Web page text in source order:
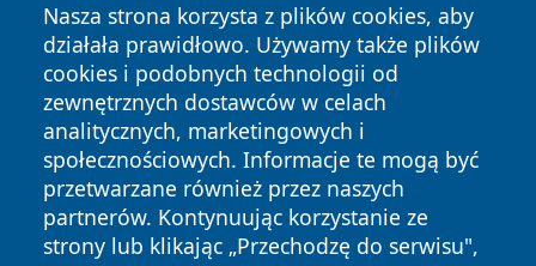
Nasza strona korzysta z plików cookies, aby
działała prawidłowo. Używamy także plików
cookies i podobnych technologii od
zewnętrznych dostawców w celach
analitycznych, marketingowych i
społecznościowych. Informacje te mogą być
przetwarzane również przez naszych
partnerów. Kontynuując korzystanie ze
strony lub klikając „Przechodzę do serwisu",
Copyright © 2026 raciborski24.pl Wszystkie prawa
zastrzeżone.
News Autorzy
Polityka
Prywatności
Polityka
Cookies